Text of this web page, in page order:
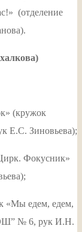
(отделение
(кружок
Е.С. Зиновьева);
Фокусник»
«Мы едем, едем,
№ 6, рук И.Н.